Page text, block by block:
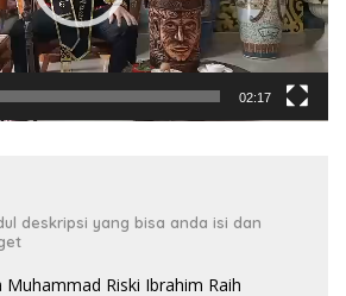
02:17
deskripsi yang bisa anda isi dan